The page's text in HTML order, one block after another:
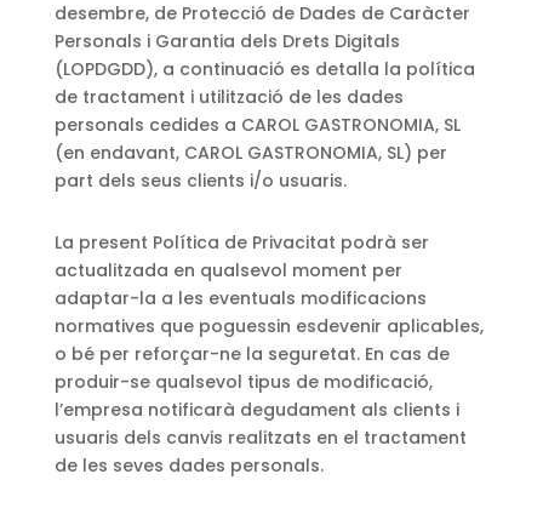
desembre, de Protecció de Dades de Caràcter
Personals i Garantia dels Drets Digitals
(LOPDGDD), a continuació es detalla la política
de tractament i utilització de les dades
personals cedides a CAROL GASTRONOMIA, SL
(en endavant, CAROL GASTRONOMIA, SL) per
part dels seus clients i/o usuaris.
La present Política de Privacitat podrà ser
actualitzada en qualsevol moment per
adaptar-la a les eventuals modificacions
normatives que poguessin esdevenir aplicables,
o bé per reforçar-ne la seguretat. En cas de
produir-se qualsevol tipus de modificació,
l’empresa notificarà degudament als clients i
usuaris dels canvis realitzats en el tractament
de les seves dades personals.